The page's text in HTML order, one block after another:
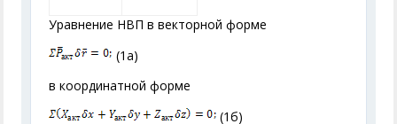
Уравнение НВП в векторной форме
(1а)
в координатной форме
(1б)